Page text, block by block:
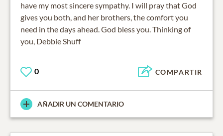
have my most sincere sympathy. I will pray that God
gives you both, and her brothers, the comfort you
need in the days ahead. God bless you. Thinking of
you, Debbie Shuff
0 COMPARTIR
AÑADIR UN COMENTARIO